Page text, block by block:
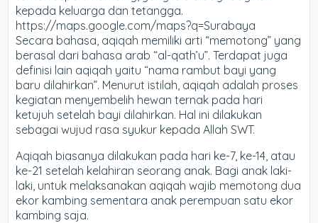
kepada keluarga dan tetangga.
https://maps.google.com/maps?q=Surabaya
Secara bahasa, aqiqah memiliki arti “memotong” yang
berasal dari bahasa arab “al-qath’u”. Terdapat juga
definisi lain aqiqah yaitu “nama rambut bayi yang
baru dilahirkan”. Menurut istilah, aqiqah adalah proses
kegiatan menyembelih hewan ternak pada hari
ketujuh setelah bayi dilahirkan. Hal ini dilakukan
sebagai wujud rasa syukur kepada Allah SWT.
Aqiqah biasanya dilakukan pada hari ke-7, ke-14, atau
ke-21 setelah kelahiran seorang anak. Bagi anak laki-
laki, untuk melaksanakan aqiqah wajib memotong dua
ekor kambing sementara anak perempuan satu ekor
kambing saja.